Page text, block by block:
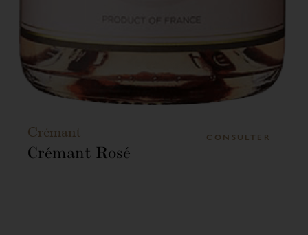
Crémant
Crémant Rosé
CONSULTER